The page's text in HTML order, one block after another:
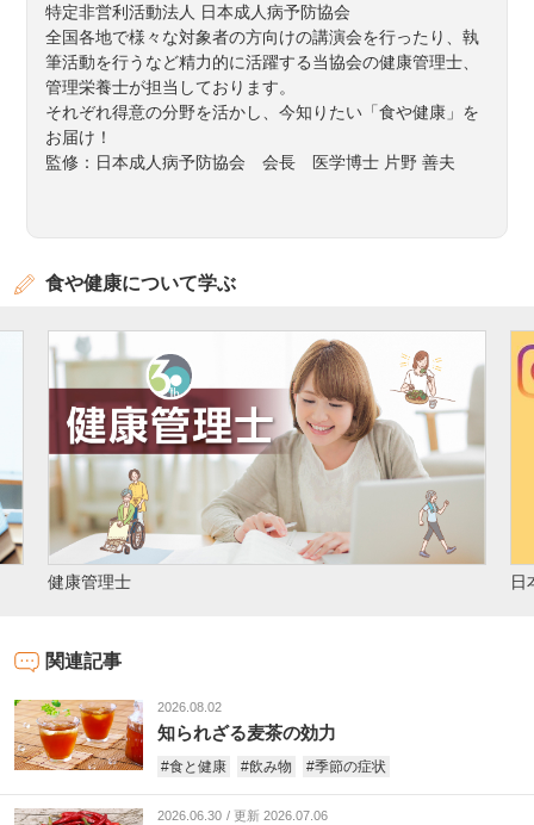
特定非営利活動法人 日本成人病予防協会
全国各地で様々な対象者の方向けの講演会を行ったり、執
筆活動を行うなど精力的に活躍する当協会の健康管理士、
管理栄養士が担当しております。
それぞれ得意の分野を活かし、今知りたい「食や健康」を
お届け！
監修：日本成人病予防協会 会長 医学博士 片野 善夫
食や健康について学ぶ
日本成人病予防協会 公式Instagram 文
関連記事
知られざる麦茶の効力
2026.08.02
#食と健康 #飲み物 #季節の症状
2026.06.30 更新 2026.07.06